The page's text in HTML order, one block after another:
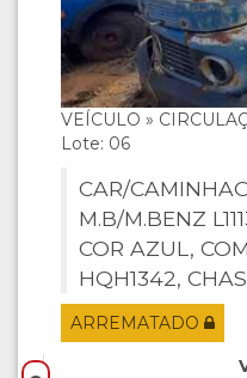
VEÍCULO »
Lote: 06
CAR/
M.B/M.BENZ
COR AZUL,
HQH1342,
MOTOR NÃO
ARREMATADO